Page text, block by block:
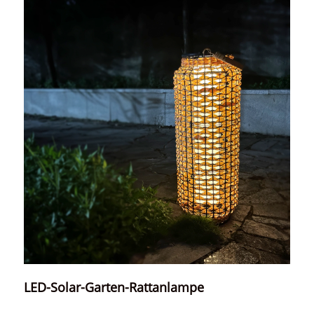
LED-Solar-Garten-Rattanlampe